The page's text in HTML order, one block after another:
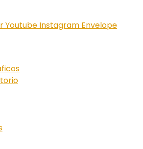
Youtube Instagram Envelope